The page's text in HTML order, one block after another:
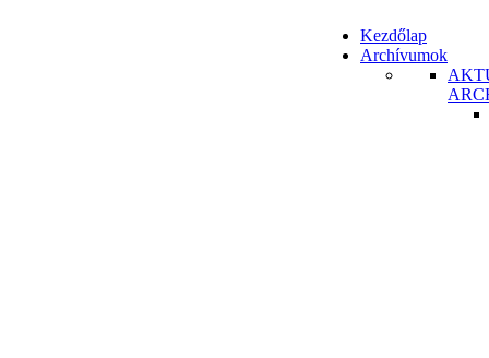
Kezdőlap
Archívumok